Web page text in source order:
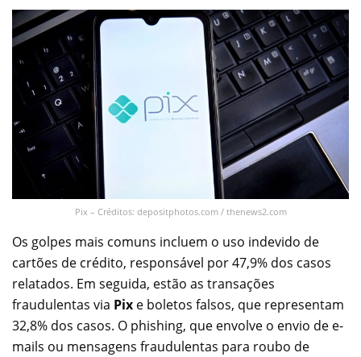
Pix – Créditos: depositphotos.com / thenews2.com
Os golpes mais comuns incluem o uso indevido de
cartões de crédito, responsável por 47,9% dos casos
relatados. Em seguida, estão as transações
fraudulentas via Pix e boletos falsos, que representam
32,8% dos casos. O phishing, que envolve o envio de e-
mails ou mensagens fraudulentas para roubo de